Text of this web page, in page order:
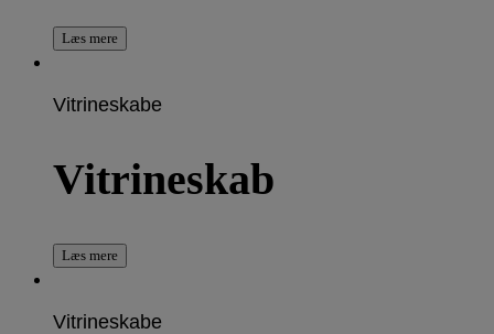
Læs mere
Vitrineskabe
Vitrineskab
Læs mere
Vitrineskabe